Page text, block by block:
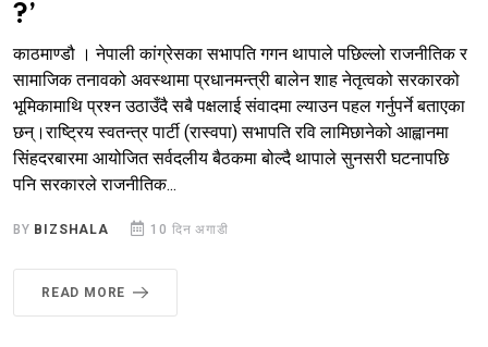
?’
काठमाण्डौ । नेपाली कांग्रेसका सभापति गगन थापाले पछिल्लो राजनीतिक र
सामाजिक तनावको अवस्थामा प्रधानमन्त्री बालेन शाह नेतृत्वको सरकारको
भूमिकामाथि प्रश्न उठाउँदै सबै पक्षलाई संवादमा ल्याउन पहल गर्नुपर्ने बताएका
छन्।राष्ट्रिय स्वतन्त्र पार्टी (रास्वपा) सभापति रवि लामिछानेको आह्वानमा
सिंहदरबारमा आयोजित सर्वदलीय बैठकमा बोल्दै थापाले सुनसरी घटनापछि
पनि सरकारले राजनीतिक...
BY BIZSHALA 10 दिन अगाडी
READ MORE